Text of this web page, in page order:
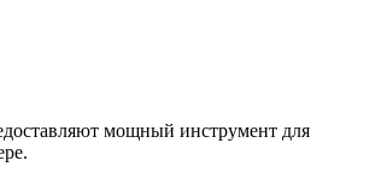
мощный инструмент для